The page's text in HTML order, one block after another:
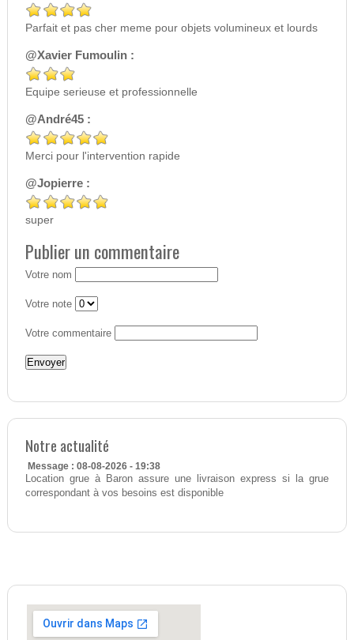
Parfait et pas cher meme pour objets volumineux et lourds
@Xavier Fumoulin :
Equipe serieuse et professionnelle
@André45 :
Merci pour l'intervention rapide
@Jopierre :
super
Publier un commentaire
Votre nom
Votre note
Votre commentaire
Notre actualité
Message : 08-08-2026 - 19:38
Location grue à Baron assure une livraison express si la grue
correspondant à vos besoins est disponible